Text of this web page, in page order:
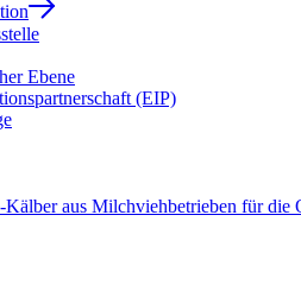
Ebene
(EIP)
aus Milchviehbetrieben für die